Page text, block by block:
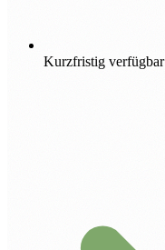
Kurzfristig verfügbar